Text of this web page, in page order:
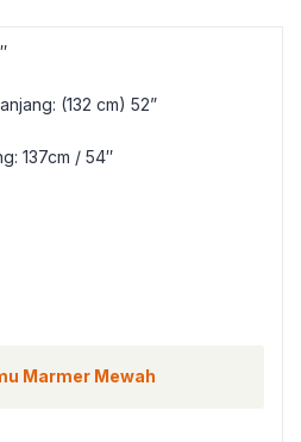
(132 cm) 52”
137cm / 54″
Marmer Mewah